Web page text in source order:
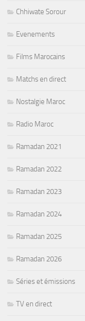
Chhiwate Sorour
Evenements
Films Marocains
Matchs en direct
Nostalgie Maroc
Radio Maroc
Ramadan 2021
Ramadan 2022
Ramadan 2023
Ramadan 2024
Ramadan 2025
Ramadan 2026
Séries et émissions
TV en direct